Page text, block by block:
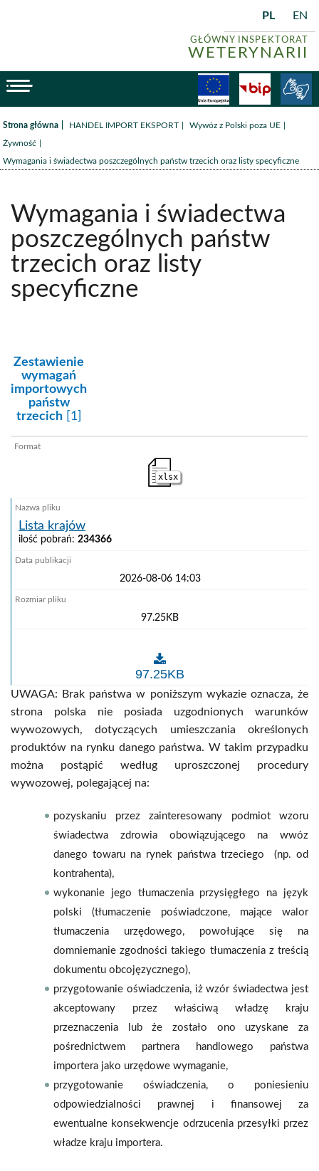
GŁÓWNY INSPEKTORAT
WETERYNARII
PL EN
BiP
Strona główna /HANDEL IMPORT EKSPORT /Wywóz z Polski poza UE
Żywność
Wymagania i świadectwa poszczególnych państw trzecich oraz listy specyficzne
Wymagania i świadectwa
poszczególnych państw
trzecich oraz listy
specyficzne
kategoria:
Zestawienie
wymagań
importowych
państw
trzecich[1]
xlsx
Lista krajów
ilość pobrań: 234366
2026-08-06 14:03
97.25KB
97.25KB
UWAGA: Brak państwa w poniższym wykazie oznacza, że
strona polska nie posiada uzgodnionych warunków
wywozowych, dotyczących umieszczania określonych
produktów na rynku danego państwa. W takim przypadku
można postąpić według uproszczonej procedury
wywozowej, polegającej na:
pozyskaniu przez zainteresowany podmiot wzoru
świadectwa zdrowia obowiązującego na wwóz
danego towaru na rynek państwa trzeciego (np. od
kontrahenta),
wykonanie jego tłumaczenia przysięgłego na język
polski (tłumaczenie poświadczone, mające walor
tłumaczenia urzędowego, powołujące się na
domniemanie zgodności takiego tłumaczenia z treścią
dokumentu obcojęzycznego),
przygotowanie oświadczenia, iż wzór świadectwa jest
akceptowany przez właściwą władzę kraju
przeznaczenia lub że zostało ono uzyskane za
pośrednictwem partnera handlowego państwa
importera jako urzędowe wymaganie,
przygotowanie oświadczenia, o poniesieniu
odpowiedzialności prawnej i finansowej za
ewentualne konsekwencje odrzucenia przesyłki przez
władze kraju importera.